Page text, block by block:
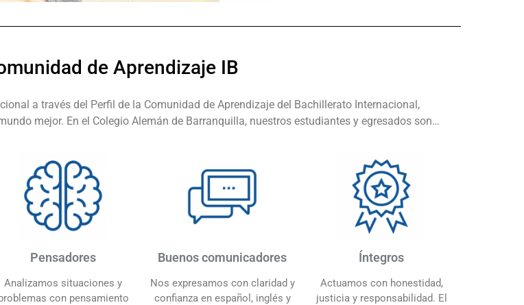
de Aprendizaje IB
a través del Perfil de la Comunidad de Aprendizaje del Bachillerato Internacional,
mejor. En el Colegio Alemán de Barranquilla, nuestros estudiantes y egresados son…
Pensadores
Analizamos situaciones y
con pensamiento
Buenos comunicadores
Nos expresamos con claridad y
confianza en español, inglés y
Íntegros
Actuamos con honestidad,
justicia y responsabilidad. El